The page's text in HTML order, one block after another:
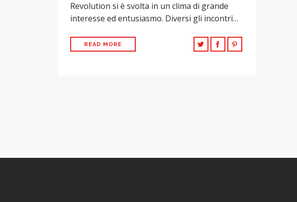
Revolution si è svolta in un clima di grande
interesse ed entusiasmo. Diversi gli incontri…
READ MORE